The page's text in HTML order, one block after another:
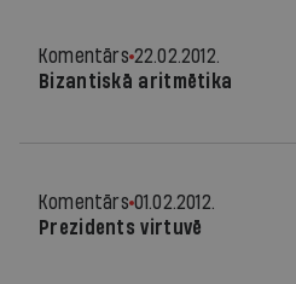
Komentārs 22.02.2012.
Bizantiskā aritmētika
Komentārs 01.02.2012.
Prezidents virtuvē